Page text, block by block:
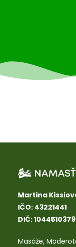
Martina
IČO: 43221441
DIČ: 1044510379
Masáže,